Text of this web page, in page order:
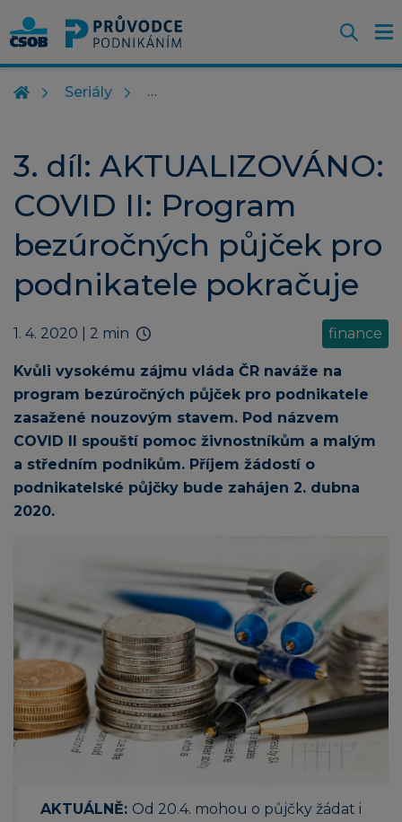
Seriály
3. díl: AKTUALIZOVÁNO:
COVID II: Program
bezúročných půjček pro
podnikatele pokračuje
1. 4. 2020 | 2 min finance
Kvůli vysokému zájmu vláda ČR naváže na
program bezúročných půjček pro podnikatele
zasažené nouzovým stavem. Pod názvem
COVID II spouští pomoc živnostníkům a malým
a středním podnikům. Příjem žádostí o
podnikatelské půjčky bude zahájen 2. dubna
2020.
AKTUÁLNĚ: Od 20.4. mohou o půjčky žádat i